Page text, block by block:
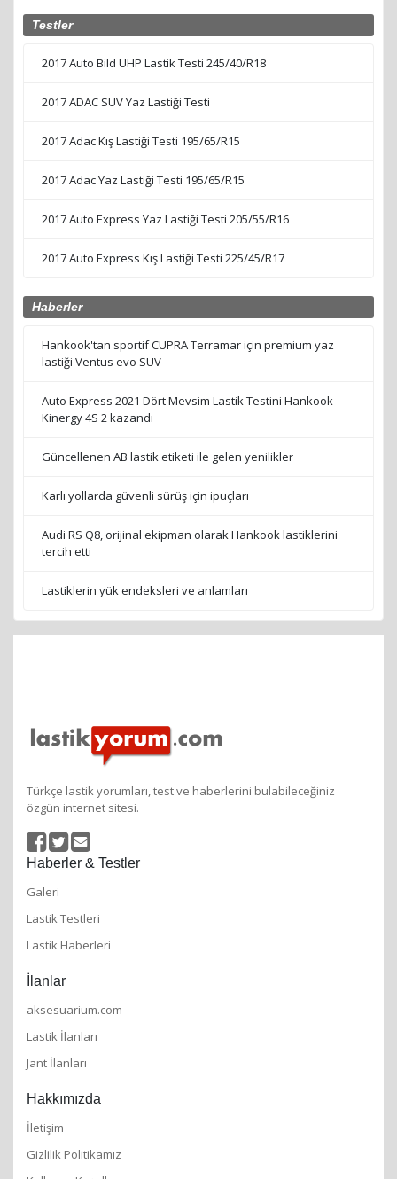
Testler
2017 Auto Bild UHP Lastik Testi 245/40/R18
2017 ADAC SUV Yaz Lastiği Testi
2017 Adac Kış Lastiği Testi 195/65/R15
2017 Adac Yaz Lastiği Testi 195/65/R15
2017 Auto Express Yaz Lastiği Testi 205/55/R16
2017 Auto Express Kış Lastiği Testi 225/45/R17
Haberler
Hankook'tan sportif CUPRA Terramar için premium yaz
lastiği Ventus evo SUV
Auto Express 2021 Dört Mevsim Lastik Testini Hankook
Kinergy 4S 2 kazandı
Güncellenen AB lastik etiketi ile gelen yenilikler
Karlı yollarda güvenli sürüş için ipuçları
Audi RS Q8, orijinal ekipman olarak Hankook lastiklerini
tercih etti
Lastiklerin yük endeksleri ve anlamları
Türkçe lastik yorumları, test ve haberlerini bulabileceğiniz
özgün internet sitesi.
Haberler & Testler
Galeri
Lastik Testleri
Lastik Haberleri
İlanlar
aksesuarium.com
Lastik İlanları
Jant İlanları
Hakkımızda
İletişim
Gizlilik Politikamız